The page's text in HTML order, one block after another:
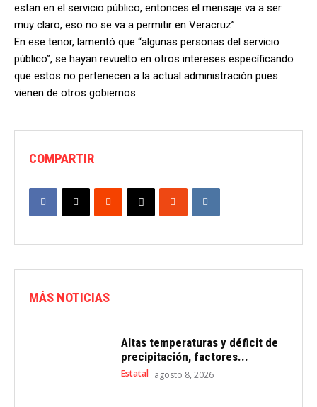
estan en el servicio público, entonces el mensaje va a ser
muy claro, eso no se va a permitir en Veracruz”.
En ese tenor, lamentó que “algunas personas del servicio
público”, se hayan revuelto en otros intereses específicando
que estos no pertenecen a la actual administración pues
vienen de otros gobiernos.
COMPARTIR
MÁS NOTICIAS
Altas temperaturas y déficit de
precipitación, factores...
Estatal agosto 8, 2026